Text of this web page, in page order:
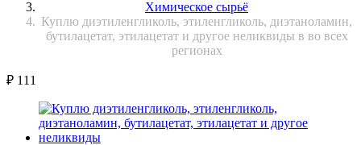
Химическое сырьё
Куплю диэтиленгликоль, этиленгликоль, диэтаноламин,
бутилацетат, этилацетат и другое неликвиды в во всех
регионах
₽ 111